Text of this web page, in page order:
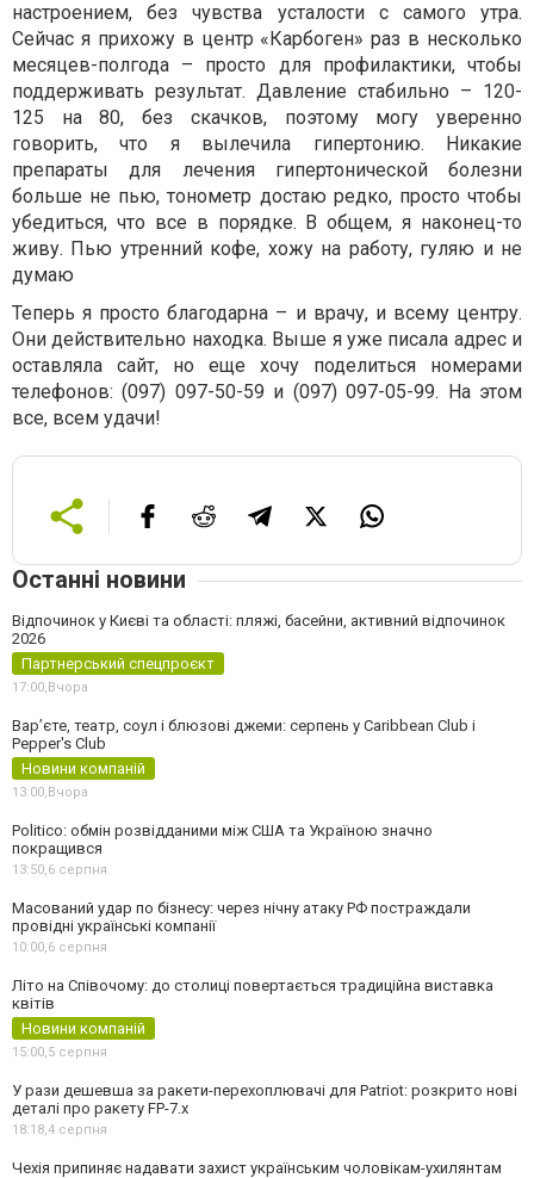
настроением, без чувства усталости с самого утра.
Сейчас я прихожу в центр «Карбоген» раз в несколько
месяцев-полгода – просто для профилактики, чтобы
поддерживать результат. Давление стабильно – 120-
125 на 80, без скачков, поэтому могу уверенно
говорить, что я вылечила гипертонию. Никакие
препараты для лечения гипертонической болезни
больше не пью, тонометр достаю редко, просто чтобы
убедиться, что все в порядке. В общем, я наконец-то
живу. Пью утренний кофе, хожу на работу, гуляю и не
думаю
Теперь я просто благодарна – и врачу, и всему центру.
Они действительно находка. Выше я уже писала адрес и
оставляла сайт, но еще хочу поделиться номерами
телефонов: (097) 097-50-59 и (097) 097-05-99. На этом
все, всем удачи!
Останні новини
Відпочинок у Києві та області: пляжі, басейни, активний відпочинок
2026
Партнерський спецпроєкт
17:00,Вчора
Вар’єте, театр, соул і блюзові джеми: серпень у Caribbean Club і
Pepper's Club
Новини компаній
13:00,Вчора
Politico: обмін розвідданими між США та Україною значно
покращився
13:50,6 серпня
Масований удар по бізнесу: через нічну атаку РФ постраждали
провідні українські компанії
10:00,6 серпня
Літо на Співочому: до столиці повертається традиційна виставка
квітів
Новини компаній
15:00,5 серпня
У рази дешевша за ракети-перехоплювачі для Patriot: розкрито нові
деталі про ракету FP-7.x
18:18,4 серпня
Чехія припиняє надавати захист українським чоловікам-ухилянтам